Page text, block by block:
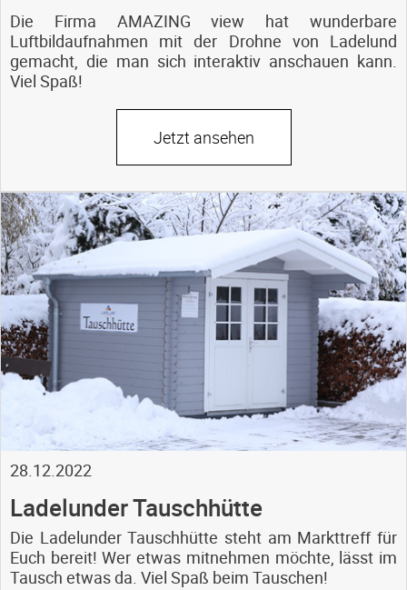
Die Firma AMAZING view hat wunderbare
Luftbildaufnahmen mit der Drohne von Ladelund
gemacht, die man sich interaktiv anschauen kann.
Viel Spaß!
Jetzt ansehen
28.12.2022
Ladelunder Tauschhütte
Die Ladelunder Tauschhütte steht am Markttreff für
Euch bereit! Wer etwas mitnehmen möchte, lässt im
Tausch etwas da. Viel Spaß beim Tauschen!